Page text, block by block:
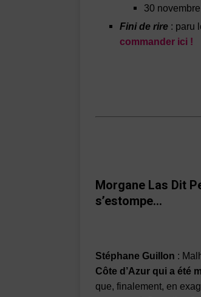
30
Fini de rire : paru
commander ici !
Morgane Las Dit
s’estompe…
Stéphane Guillon :
Côte d’Azur qui a été
que, finalement, en